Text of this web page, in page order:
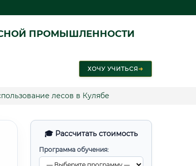
ПРОМЫШЛЕННОСТИ
ХОЧУ УЧИТЬСЯ➜
лесов в Кулябе
🎓 Рассчитать стоимость
Программа обучения: